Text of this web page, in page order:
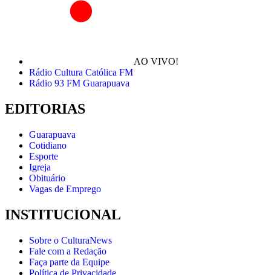
AO VIVO!
Rádio Cultura Católica FM
Rádio 93 FM Guarapuava
EDITORIAS
Guarapuava
Cotidiano
Esporte
Igreja
Obituário
Vagas de Emprego
INSTITUCIONAL
Sobre o CulturaNews
Fale com a Redação
Faça parte da Equipe
Política de Privacidade